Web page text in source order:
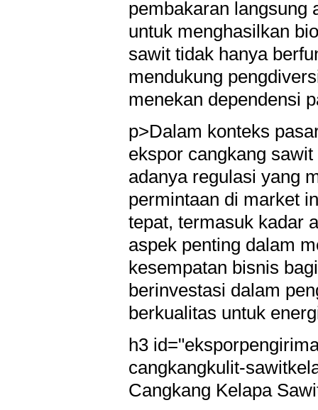
pembakaran langsung
untuk menghasilkan
sawit tidak hanya
mendukung
menekan dependensi
p>Dalam konteks
ekspor cangkang
adanya regulasi yang
permintaan di market
tepat, termasuk kadar
aspek penting dalam
kesempatan bisnis
berinvestasi dalam
berkualitas untuk
h3
cangkangkulit-
Cangkang Kelapa